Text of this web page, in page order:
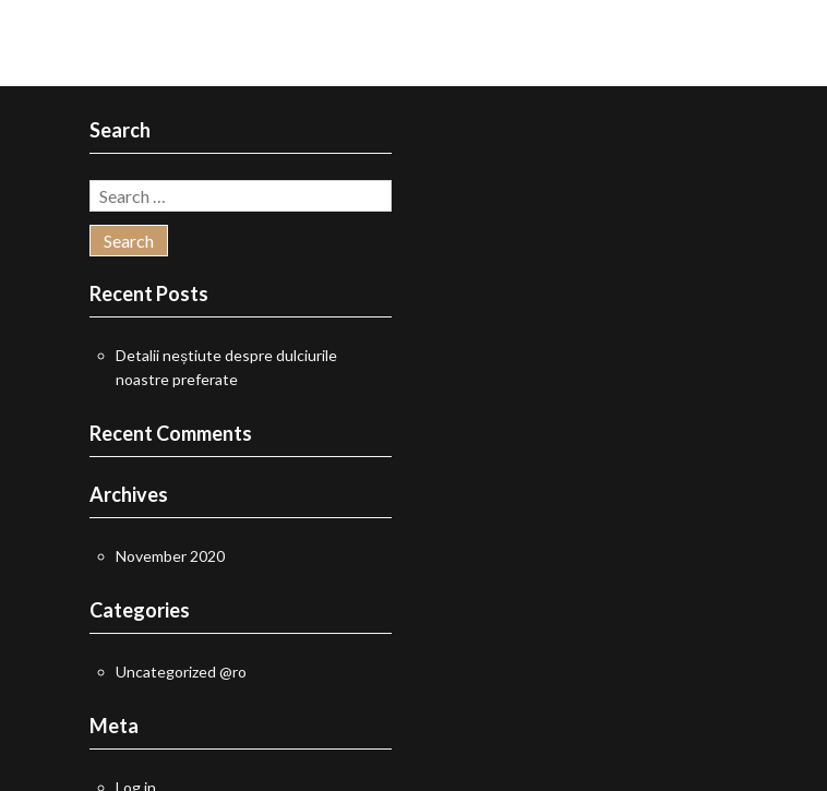
Search
Search
for:
Recent Posts
Detalii neștiute despre dulciurile
noastre preferate
Recent Comments
Archives
November 2020
Categories
Uncategorized @ro
Meta
Log in